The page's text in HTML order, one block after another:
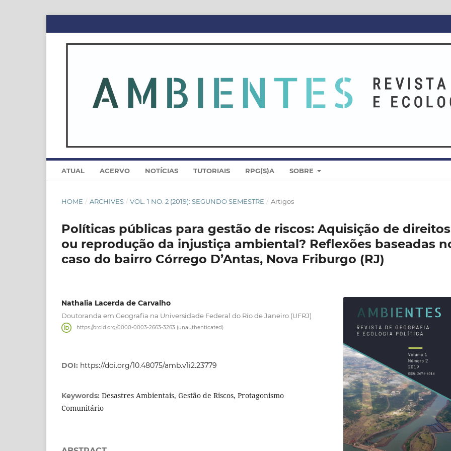
ATUAL ACERVO NOTÍCIAS TUTORIAIS RPG(S)A SOBRE
HOME / ARCHIVES / VOL. 1 NO. 2 (2019): SEGUNDO SEMESTRE / Artigos
Políticas públicas para gestão de riscos: Aquisição de direitos
ou reprodução da injustiça ambiental? Reflexões baseadas
caso do bairro Córrego D’Antas, Nova Friburgo (RJ)
Nathalia Lacerda de Carvalho
Doutoranda em Geografia na Universidade Federal do Rio de Janeiro (UFRJ)
https://orcid.org/0000-0003-2663-3263 (unauthenticated)
DOI: https://doi.org/10.48075/amb.v1i2.23779
Keywords: Desastres Ambientais, Gestão de Riscos, Protagonismo
Comunitário